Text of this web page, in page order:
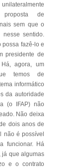
de
sem que o
nesse sentido.
possa fazê-lo e
presidente de
agora, um
temos de
informático
da autoridade
(o IFAP) não
Não deixa
dois anos de
não é possível
funcionar. Há
já que algumas
e o contrato